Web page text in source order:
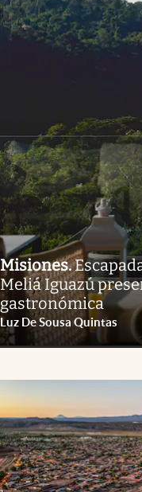
Misiones.
Meliá Iguazú
gastronómica
Luz De Sousa Quintas